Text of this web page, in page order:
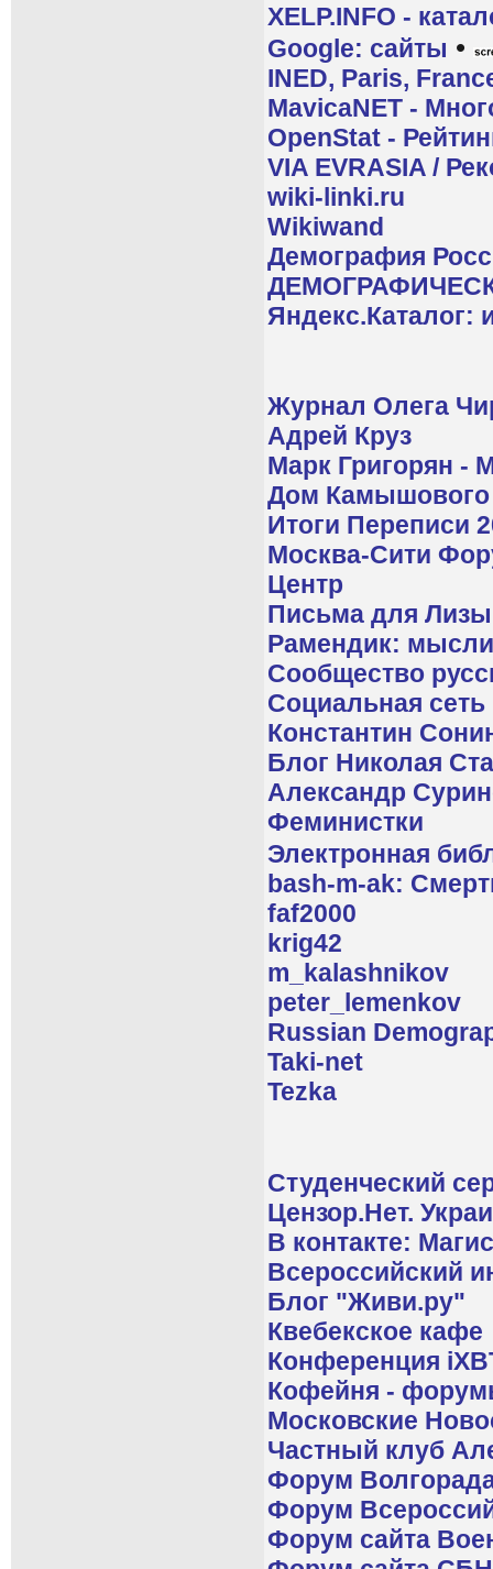
XELP.INFO -
Google: сайты •
INED, Paris,
MavicaNET -
OpenStat -
VIA EVRASIA /
wiki-linki.ru
Wikiwand
Демография
Яндекс.Каталог:
Журнал Олега
Адрей Круз
Марк Григорян -
Дом Камышового
Итоги Переписи
Москва-Сити
Центр
Письма для Лизы
Рамендик:
Сообщество
Социальная сеть
Константин
Блог Николая
Александр
Феминистки
Электронная
bash-m-ak:
faf2000
krig42
m_kalashnikov
peter_lemenkov
Russian
Taki-net
Tezka
Студенческий
Цензор.Нет.
В контакте:
Всероссийский
Блог "Живи.ру"
Квебекское кафе
Конференция
Кофейня -
Московские
Частный клуб
Форум
Форум
Форум сайта